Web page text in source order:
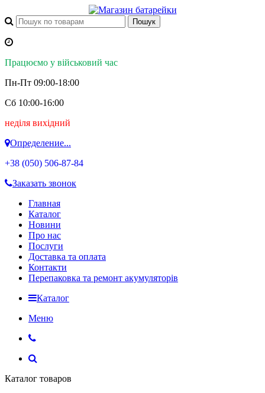
Працюємо у військовий час
Пн-Пт 09:00-18:00
Сб 10:00-16:00
неділя вихідний
Определение...
+38 (050) 506-87-84
Заказать звонок
Главная
Каталог
Новини
Про нас
Послуги
Доставка та оплата
Контакти
Перепаковка та ремонт акумуляторів
Каталог
Меню
Каталог товаров